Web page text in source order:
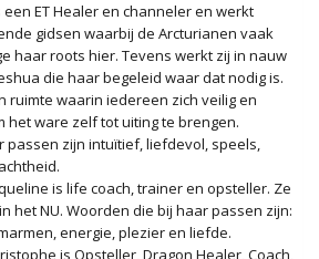
een ET Healer en channeler en werkt
gidsen waarbij de Arcturianen vaak
haar roots hier. Tevens werkt zij in nauw
die haar begeleid waar dat nodig is.
ruimte waarin iedereen zich veilig en
het ware zelf tot uiting te brengen.
passen zijn intuïtief, liefdevol, speels,
is life coach, trainer en opsteller. Ze
het NU. Woorden die bij haar passen zijn:
energie, plezier en liefde.
is Opsteller, Dragon Healer, Coach,